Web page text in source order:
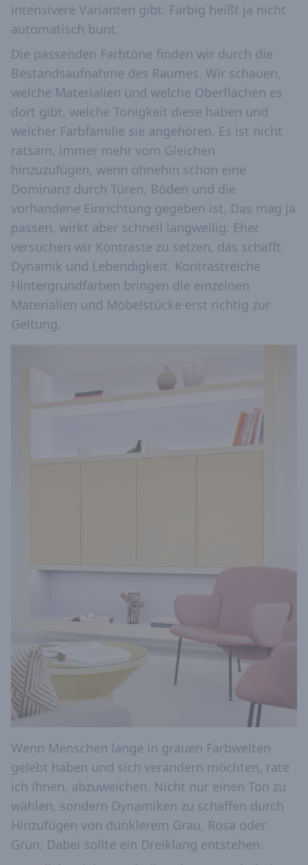
intensivere Varianten gibt. Farbig heißt ja nicht
automatisch bunt.
Die passenden Farbtöne finden wir durch die
Bestandsaufnahme des Raumes. Wir schauen,
welche Materialien und welche Oberflächen es
dort gibt, welche Tonigkeit diese haben und
welcher Farbfamilie sie angehören. Es ist nicht
ratsam, immer mehr vom Gleichen
hinzuzufügen, wenn ohnehin schon eine
Dominanz durch Türen, Böden und die
vorhandene Einrichtung gegeben ist. Das mag ja
passen, wirkt aber schnell langweilig. Eher
versuchen wir Kontraste zu setzen, das schafft
Dynamik und Lebendigkeit. Kontrastreiche
Hintergrundfarben bringen die einzelnen
Materialien und Möbelstücke erst richtig zur
Geltung.
Wenn Menschen lange in grauen Farbwelten
gelebt haben und sich verändern möchten, rate
ich ihnen, abzuweichen. Nicht nur einen Ton zu
wählen, sondern Dynamiken zu schaffen durch
Hinzufügen von dunklerem Grau, Rosa oder
Grün. Dabei sollte ein Dreiklang entstehen.